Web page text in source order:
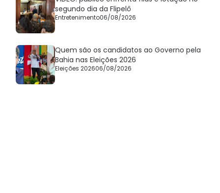
segundo dia da Flipelô
Entretenimento06/08/2026
Quem são os candidatos ao Governo pela
Bahia nas Eleições 2026
Eleições 202606/08/2026